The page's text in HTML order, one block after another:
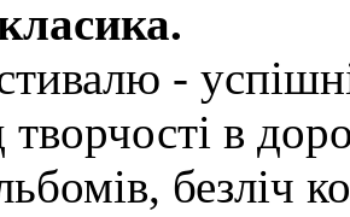
-
творчості в
безліч